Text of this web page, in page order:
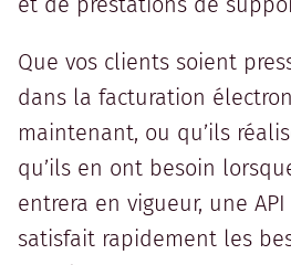
Que vos clients soient
dans la facturation
maintenant, ou qu’ils
qu’ils en ont besoin
entrera en vigueur, une
satisfait rapidement les